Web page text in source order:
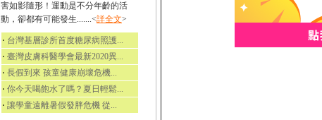
害如影隨形！運動是不分年齡的活
動，卻都有可能發生.......<詳全文>
‧ 台灣基層診所首度糖尿病照護...
‧ 臺灣皮膚科醫學會最新2020異...
‧ 長假到來 孩童健康崩壞危機...
‧ 你今天喝飽水了嗎？夏日輕鬆...
‧ 讓學童遠離暑假發胖危機 從...